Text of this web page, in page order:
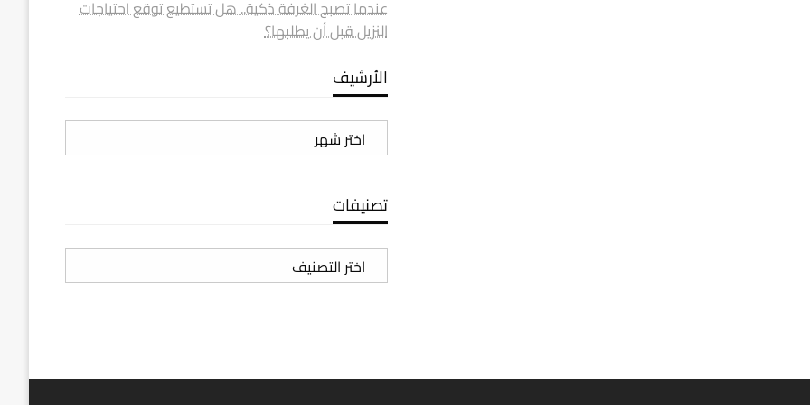
عندما تصبح الغرفة ذكية.. هل تستطيع توقع احتياجات
النزيل قبل أن يطلبها؟
الأرشيف
الأرشيف
تصنيفات
تصنيفات